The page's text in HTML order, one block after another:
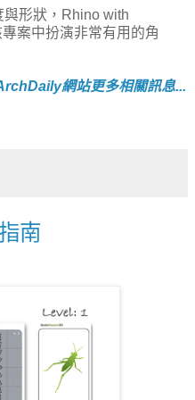
形狀，Rhino with
案中扮演非常有用的角
網站更多相關訊息...
南